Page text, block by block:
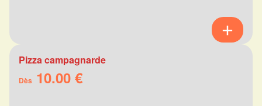
Pizza campagnarde
Dès 10.00 €